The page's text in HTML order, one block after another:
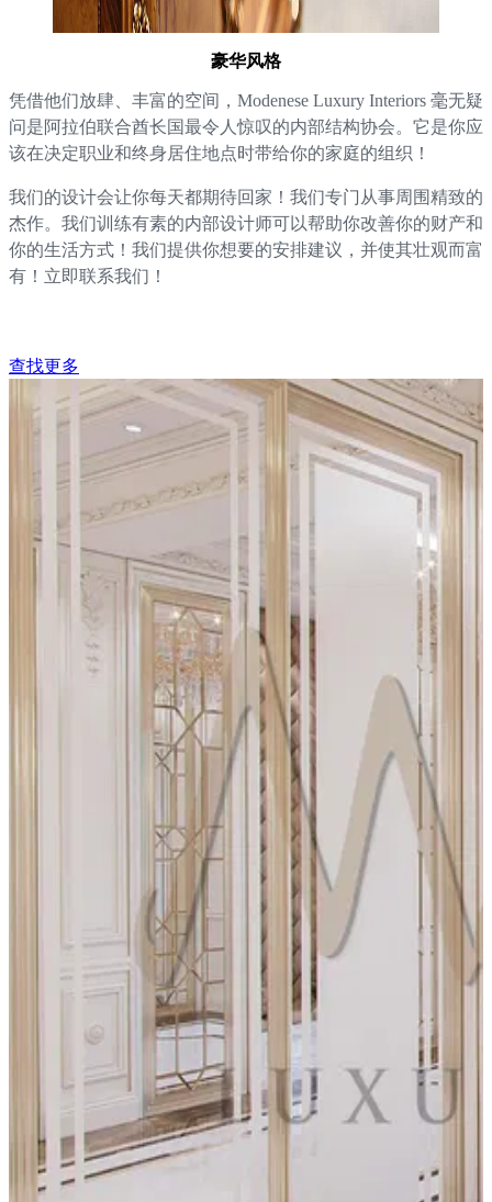
豪华风格
凭借他们放肆、丰富的空间，Modenese Luxury Interiors 毫无疑
问是阿拉伯联合酋长国最令人惊叹的内部结构协会。它是你应
该在决定职业和终身居住地点时带给你的家庭的组织！
我们的设计会让你每天都期待回家！我们专门从事周围精致的
杰作。我们训练有素的内部设计师可以帮助你改善你的财产和
你的生活方式！我们提供你想要的安排建议，并使其壮观而富
有！立即联系我们！
查找更多